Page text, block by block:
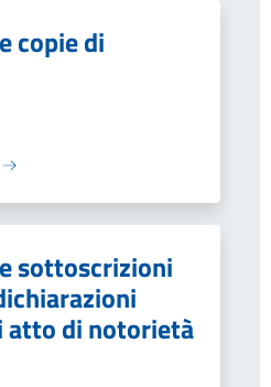
copie di
sottoscrizioni
di notorietà